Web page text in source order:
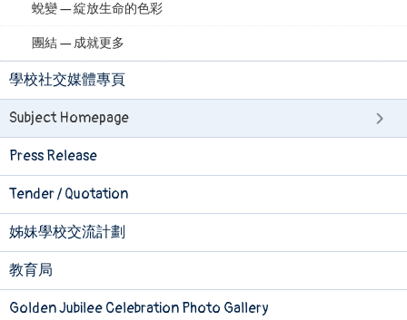
蛻變 — 綻放生命的色彩
團結 — 成就更多
學校社交媒體專頁
Subject Homepage
Press Release
Tender / Quotation
姊妹學校交流計劃
教育局
Golden Jubilee Celebration Photo Gallery